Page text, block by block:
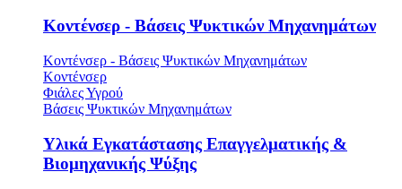
Κοντένσερ - Βάσεις Ψυκτικών Μηχανημάτων
Κοντένσερ - Βάσεις Ψυκτικών Μηχανημάτων
Κοντένσερ
Φιάλες Υγρού
Βάσεις Ψυκτικών Μηχανημάτων
Υλικά Εγκατάστασης Επαγγελματικής &
Βιομηχανικής Ψύξης